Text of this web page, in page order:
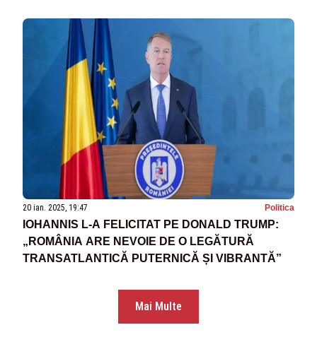
20 ian. 2025, 19:47 Politica
IOHANNIS L-A FELICITAT PE DONALD TRUMP:
„ROMÂNIA ARE NEVOIE DE O LEGĂTURĂ
TRANSATLANTICĂ PUTERNICĂ ȘI VIBRANTĂ”
Mai Multe